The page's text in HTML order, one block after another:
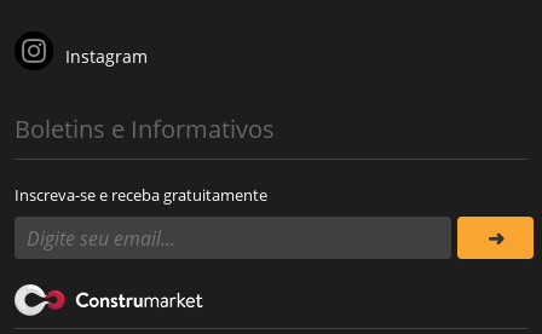
Instagram
Boletins e Informativos
Inscreva-se e receba gratuitamente